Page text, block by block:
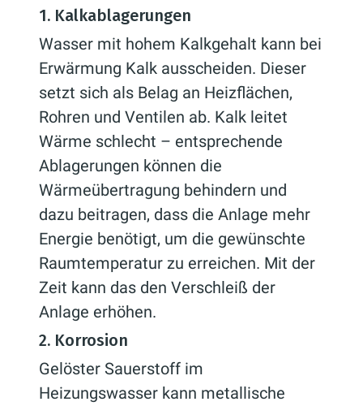
1. Kalkablagerungen
Wasser mit hohem Kalkgehalt kann bei
Erwärmung Kalk ausscheiden. Dieser
setzt sich als Belag an Heizflächen,
Rohren und Ventilen ab. Kalk leitet
Wärme schlecht – entsprechende
Ablagerungen können die
Wärmeübertragung behindern und
dazu beitragen, dass die Anlage mehr
Energie benötigt, um die gewünschte
Raumtemperatur zu erreichen. Mit der
Zeit kann das den Verschleiß der
Anlage erhöhen.
2. Korrosion
Gelöster Sauerstoff im
Heizungswasser kann metallische